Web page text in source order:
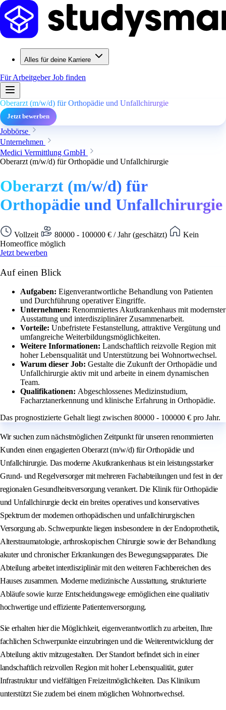
Alles für deine Karriere
Für ArbeitgeberJob finden
Oberarzt (m/w/d) für Orthopädie und Unfallchirurgie
Jetzt bewerben
Jobbörse
Unternehmen
Medici Vermittlung GmbH
Oberarzt (m/w/d) für Orthopädie und Unfallchirurgie
Oberarzt (m/w/d) für
Orthopädie und Unfallchirurgie
Vollzeit 80000 - 100000 € / Jahr (geschätzt)
Kein
Homeoffice möglich
Jetzt bewerben
Auf einen Blick
Aufgaben: Eigenverantwortliche Behandlung von Patienten
und Durchführung operativer Eingriffe.
Unternehmen: Renommiertes Akutkrankenhaus mit modernster
Ausstattung und interdisziplinärer Zusammenarbeit.
Vorteile: Unbefristete Festanstellung, attraktive Vergütung und
umfangreiche Weiterbildungsmöglichkeiten.
Weitere Informationen: Landschaftlich reizvolle Region mit
hoher Lebensqualität und Unterstützung bei Wohnortwechsel.
Warum dieser Job: Gestalte die Zukunft der Orthopädie und
Unfallchirurgie aktiv mit und arbeite in einem dynamischen
Team.
Qualifikationen: Abgeschlossenes Medizinstudium,
Facharztanerkennung und klinische Erfahrung in Orthopädie.
Das prognostizierte Gehalt liegt zwischen 80000 - 100000 € pro Jahr.
Wir suchen zum nächstmöglichen Zeitpunkt für unseren renommierten
Kunden einen engagierten Oberarzt (m/w/d) für Orthopädie und
Unfallchirurgie. Das moderne Akutkrankenhaus ist ein leistungsstarker
Grund- und Regelversorger mit mehreren Fachabteilungen und fest in der
regionalen Gesundheitsversorgung verankert. Die Klinik für Orthopädie
und Unfallchirurgie deckt ein breites operatives und konservatives
Spektrum der modernen orthopädischen und unfallchirurgischen
Versorgung ab. Schwerpunkte liegen insbesondere in der Endoprothetik,
Alterstraumatologie, arthroskopischen Chirurgie sowie der Behandlung
akuter und chronischer Erkrankungen des Bewegungsapparates. Die
Abteilung arbeitet interdisziplinär mit den weiteren Fachbereichen des
Hauses zusammen. Moderne medizinische Ausstattung, strukturierte
Abläufe sowie kurze Entscheidungswege ermöglichen eine qualitativ
hochwertige und effiziente Patientenversorgung.
Sie erhalten hier die Möglichkeit, eigenverantwortlich zu arbeiten, Ihre
fachlichen Schwerpunkte einzubringen und die Weiterentwicklung der
Abteilung aktiv mitzugestalten. Der Standort befindet sich in einer
landschaftlich reizvollen Region mit hoher Lebensqualität, guter
Infrastruktur und vielfältigen Freizeitmöglichkeiten. Das Klinikum
unterstützt Sie zudem bei einem möglichen Wohnortwechsel.